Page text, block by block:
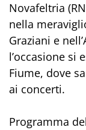
Novafeltria
nella
Graziani e
l’occasione si
Fiume, dove
ai concerti.
Programma